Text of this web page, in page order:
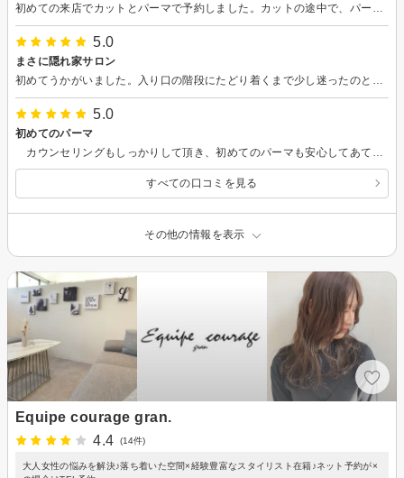
5.0
まさに隠れ家サロン
5.0
初めてのパーマ
すべての口コミを見る
その他の情報を表示
Equipe courage gran.
4.4
(14件)
大人女性の悩みを解決♪落ち着いた空間×経験豊富なスタイリスト在籍♪ネット予約が×